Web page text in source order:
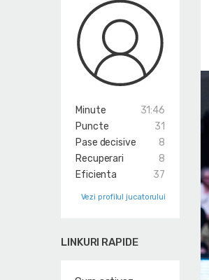
Minute
31:46
Puncte
31
Pase decisive
8
Recuperari
8
Eficienta
37
Vezi profilul jucatorului
LINKURI RAPIDE